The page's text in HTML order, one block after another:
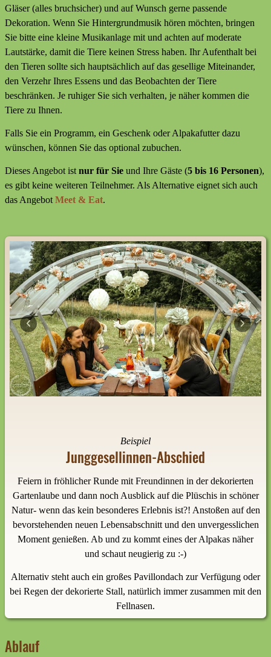
Gläser (alles bruchsicher) und auf Wunsch gerne passende
Dekoration. Wenn Sie Hintergrundmusik hören möchten, bringen
Sie bitte eine kleine Musikanlage mit und achten auf moderate
Lautstärke, damit die Tiere keinen Stress haben. Ihr Aufenthalt bei
den Tieren sollte sich hauptsächlich auf das gesellige Miteinander,
den Verzehr Ihres Essens und das Beobachten der Tiere
beschränken. Je ruhiger Sie sich verhalten, je näher kommen die
Tiere zu Ihnen.
Falls Sie ein Programm, ein Geschenk oder Alpakafutter dazu
wünschen, können Sie das optional zubuchen.
Dieses Angebot ist nur für Sie und Ihre Gäste (5 bis 16 Personen),
es gibt keine weiteren Teilnehmer. Als Alternative eignet sich auch
das Angebot Meet & Eat.
Previous Next
Beispiel
Junggesellinnen-Abschied
Feiern in fröhlicher Runde mit Freundinnen in der dekorierten
Gartenlaube und dann noch Ausblick auf die Plüschis in schöner
Natur- wenn das kein besonderes Erlebnis ist?! Anstoßen auf den
bevorstehenden neuen Lebensabschnitt und den unvergesslichen
Moment genießen. Ab und zu kommt eines der Alpakas näher
und schaut neugierig zu :-)
Alternativ steht auch ein großes Pavillondach zur Verfügung oder
bei Regen der dekorierte Stall, natürlich immer zusammen mit den
Fellnasen.
Ablauf